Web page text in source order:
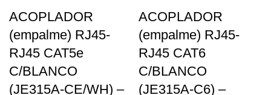
ACOPLADOR
(empalme) RJ45-
RJ45 CAT5e
C/BLANCO
(JE315A-CE/WH) –
ACOPLADOR
(empalme) RJ45-
RJ45 CAT6
C/BLANCO
(JE315A-C6) –